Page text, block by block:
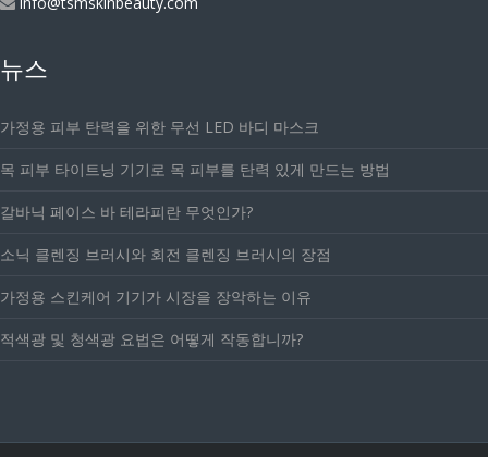
뉴스
가정용 피부 탄력을 위한 무선 LED 바디 마스크
목 피부 타이트닝 기기로 목 피부를 탄력 있게 만드는 방법
갈바닉 페이스 바 테라피란 무엇인가?
소닉 클렌징 브러시와 회전 클렌징 브러시의 장점
가정용 스킨케어 기기가 시장을 장악하는 이유
적색광 및 청색광 요법은 어떻게 작동합니까?